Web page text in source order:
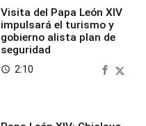
Visita del Papa León XIV
impulsará el turismo y
gobierno alista plan de
seguridad
access_time 2:10